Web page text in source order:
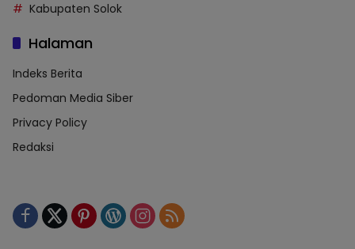
Kabupaten Solok
Halaman
Indeks Berita
Pedoman Media Siber
Privacy Policy
Redaksi